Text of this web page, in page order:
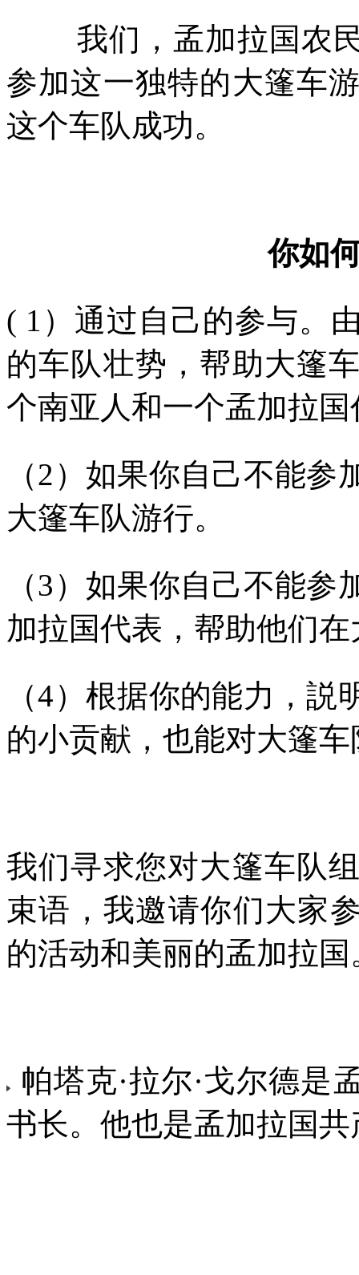
我们，孟加拉国农
参加这一独特的大篷车
这个车队成功。
你如
( 1 ）通过自己的参与。
的车队壮势，帮助大篷
个南亚人和一个孟加拉
（2 ）如果你自己不能参
大篷车队游行。
（3 ）如果你自己不能参
加拉国代表，帮助他们
（4）根据你的能力，説
的小贡献，也能对大篷
我们寻求您对大篷车队
束语，我邀请你们大家
的活动和美丽的孟加拉国
帕塔克·拉尔·戈尔德是
书长。他也是孟加拉国共